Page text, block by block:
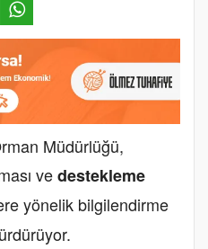
Müdürlüğü,
vedestekleme
yönelik bilgilendirme